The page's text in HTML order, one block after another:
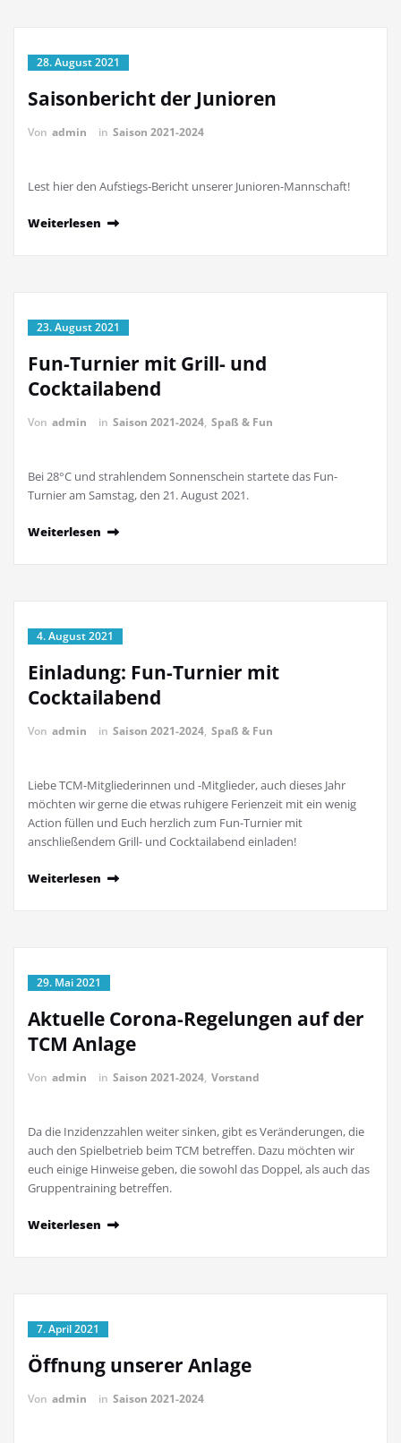
28. August 2021
Saisonbericht der Junioren
Von admin in Saison 2021-2024
Lest hier den Aufstiegs-Bericht unserer Junioren-Mannschaft!
Weiterlesen
23. August 2021
Fun-Turnier mit Grill- und
Cocktailabend
Von admin in Saison 2021-2024, Spaß & Fun
Bei 28°C und strahlendem Sonnenschein startete das Fun-
Turnier am Samstag, den 21. August 2021.
Weiterlesen
4. August 2021
Einladung: Fun-Turnier mit
Cocktailabend
Von admin in Saison 2021-2024, Spaß & Fun
Liebe TCM-Mitgliederinnen und -Mitglieder, auch dieses Jahr
möchten wir gerne die etwas ruhigere Ferienzeit mit ein wenig
Action füllen und Euch herzlich zum Fun-Turnier mit
anschließendem Grill- und Cocktailabend einladen!
Weiterlesen
29. Mai 2021
Aktuelle Corona-Regelungen auf der
TCM Anlage
Von admin in Saison 2021-2024, Vorstand
Da die Inzidenzzahlen weiter sinken, gibt es Veränderungen, die
auch den Spielbetrieb beim TCM betreffen. Dazu möchten wir
euch einige Hinweise geben, die sowohl das Doppel, als auch das
Gruppentraining betreffen.
Weiterlesen
7. April 2021
Öffnung unserer Anlage
Von admin in Saison 2021-2024